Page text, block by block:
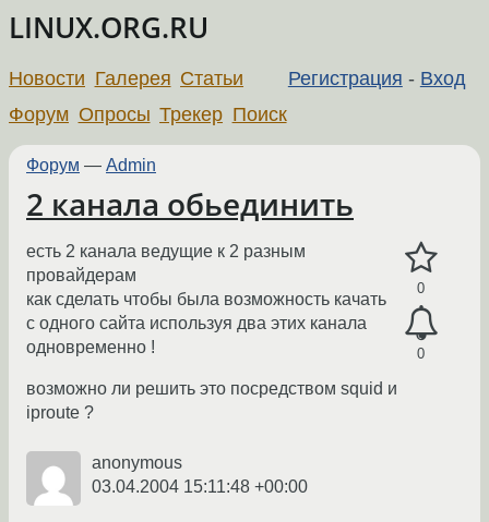
LINUX.ORG.RU
Регистрация - Вход
Новости Галерея Статьи
Форум Опросы Трекер Поиск
Форум — Admin
2 канала обьединить
0
0
есть 2 канала ведущие к 2 разным
провайдерам
как сделать чтобы была возможность качать
с одного сайта используя два этих канала
одновременно !
возможно ли решить это посредством squid и
iproute ?
anonymous
03.04.2004 15:11:48 +00:00